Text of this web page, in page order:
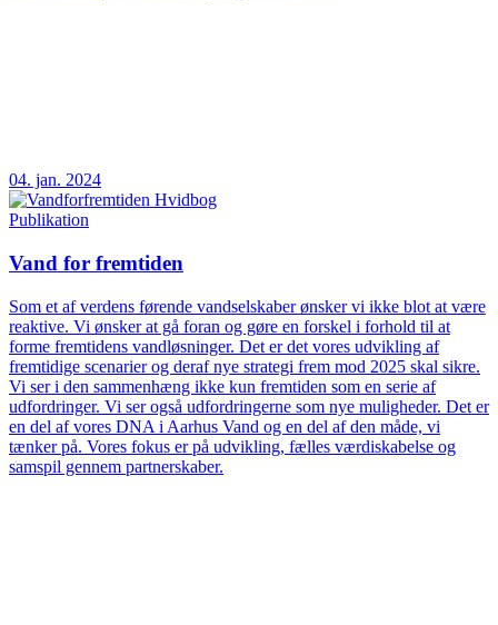
04. jan. 2024
Publikation
Vand for fremtiden
Som et af verdens førende vandselskaber ønsker vi ikke blot at være
reaktive. Vi ønsker at gå foran og gøre en forskel i forhold til at
forme fremtidens vandløsninger. Det er det vores udvikling af
fremtidige scenarier og deraf nye strategi frem mod 2025 skal sikre.
Vi ser i den sammenhæng ikke kun fremtiden som en serie af
udfordringer. Vi ser også udfordringerne som nye muligheder. Det er
en del af vores DNA i Aarhus Vand og en del af den måde, vi
tænker på. Vores fokus er på udvikling, fælles værdiskabelse og
samspil gennem partnerskaber.